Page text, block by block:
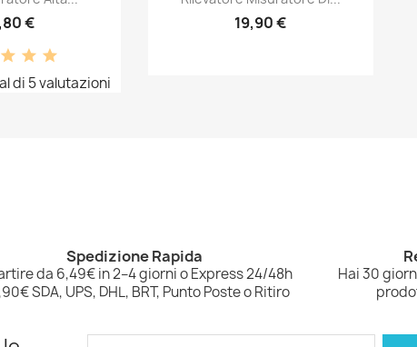
€
di 5 valutazioni
19,90 €
Spedizione Rapida
da 6,49€ in 2–4 giorni o Express 24/48h
SDA, UPS, DHL, BRT, Punto Poste o Ritiro
Hai 30